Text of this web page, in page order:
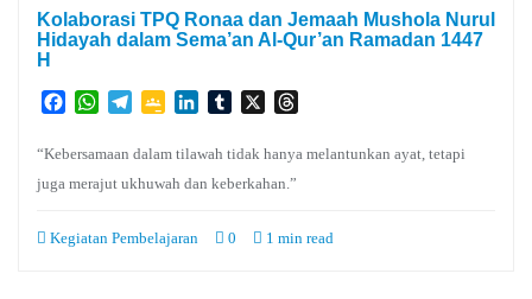
Kolaborasi TPQ Ronaa dan Jemaah Mushola Nurul
Hidayah dalam Sema’an Al-Qur’an Ramadan 1447
H
FacebookWhatsApp
TelegramGoogleLinkedInTumblr
X
“Kebersamaan dalam tilawah tidak hanya melantunkan ayat, tetapi
juga merajut ukhuwah dan keberkahan.”
Kegiatan Pembelajaran 0 1 min read